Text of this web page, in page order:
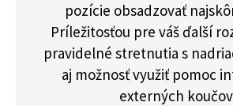
pozície obsadzovať
Príležitosťou pre váš ďalší
pravidelné stretnutia s
aj možnosť využiť pomoc
externých